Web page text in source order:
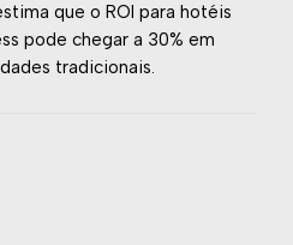
que o ROI para hotéis
pode chegar a 30% em
tradicionais.